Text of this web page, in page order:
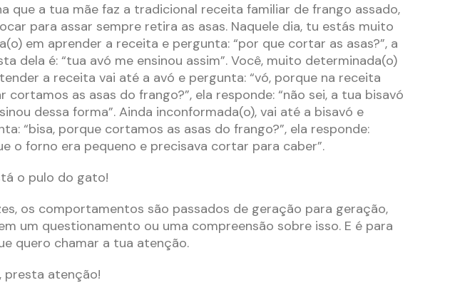
que a tua mãe faz a tradicional receita familiar de frango assado,
para assar sempre retira as asas. Naquele dia, tu estás muito
em aprender a receita e pergunta: “por que cortar as asas?”, a
dela é: “tua avó me ensinou assim”. Você, muito determinada(o)
a receita vai até a avó e pergunta: “vó, porque na receita
cortamos as asas do frango?”, ela responde: “não sei, a tua bisavó
dessa forma”. Ainda inconformada(o), vai até a bisavó e
“bisa, porque cortamos as asas do frango?”, ela responde:
o forno era pequeno e precisava cortar para caber”.
o pulo do gato!
os comportamentos são passados de geração para geração,
um questionamento ou uma compreensão sobre isso. E é para
quero chamar a tua atenção.
presta atenção!